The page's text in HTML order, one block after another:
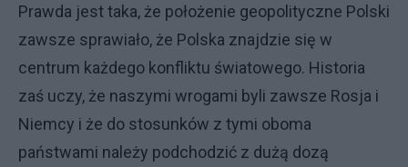
Prawda jest taka, że położenie geopolityczne Polski
zawsze sprawiało, że Polska znajdzie się w
centrum każdego konfliktu światowego. Historia
zaś uczy, że naszymi wrogami byli zawsze Rosja i
Niemcy i że do stosunków z tymi oboma
państwami należy podchodzić z dużą dozą